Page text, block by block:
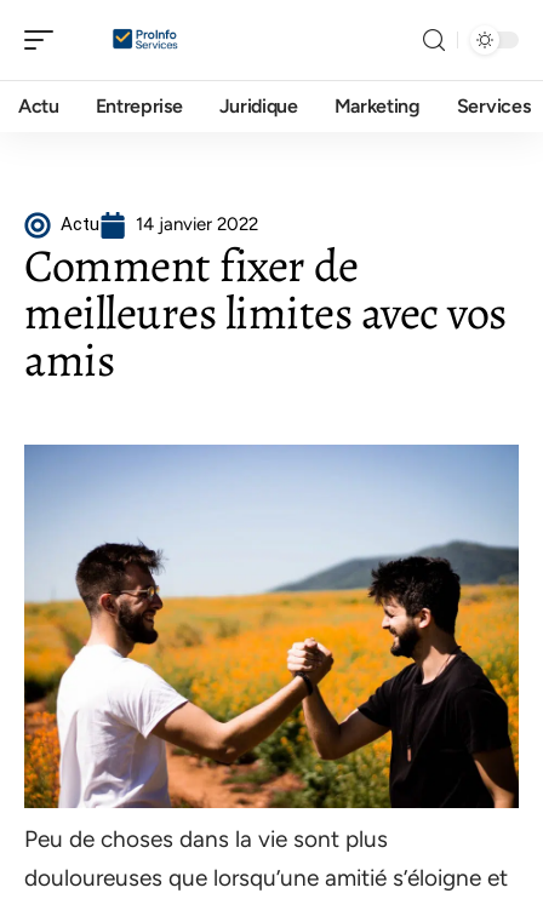
Actu Entreprise Juridique Marketing Services
Actu 14 janvier 2022
Comment fixer de
meilleures limites avec vos
amis
Peu de choses dans la vie sont plus
douloureuses que lorsqu’une amitié s’éloigne et